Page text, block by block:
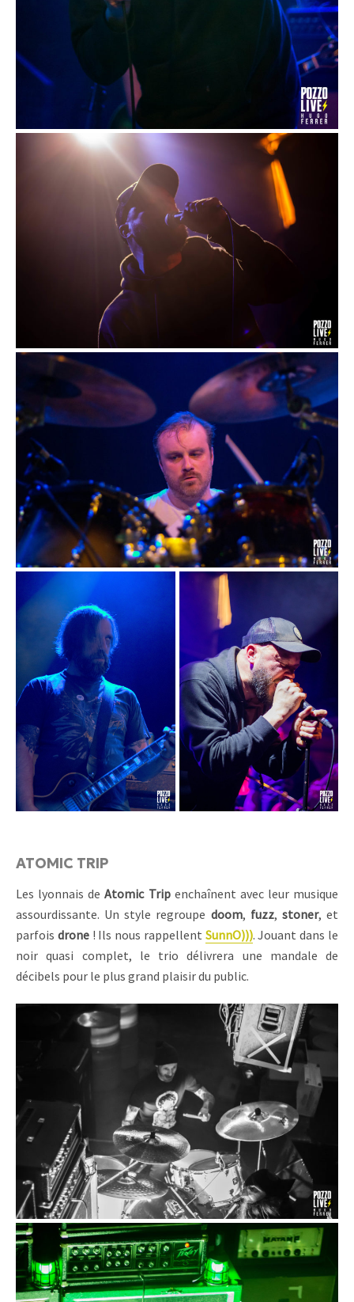
ATOMIC TRIP
Les lyonnais deAtomic Tripenchaînent avec leur musique
assourdissante. Un style regroupe doom, fuzz, stoner, et
parfois drone! Ils nous rappellent SunnO))). Jouant dans le
noir quasi complet, le trio délivrera une mandale de
décibels pour le plus grand plaisir du public.